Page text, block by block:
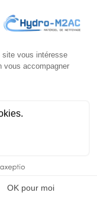
politique de